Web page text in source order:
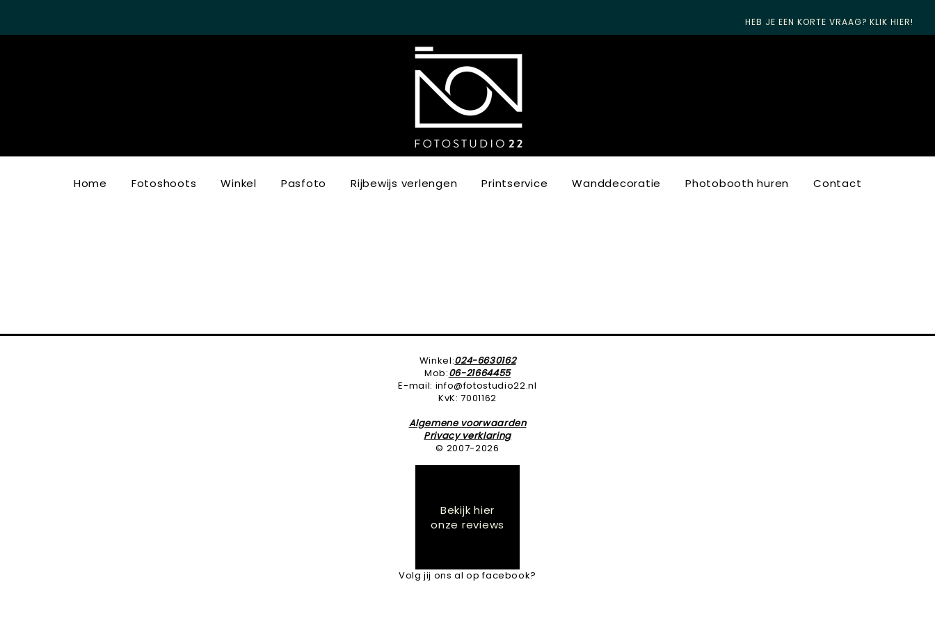
HEB JE EEN KORTE VRAAG? KLIK HIER!
Home Fotoshoots Winkel Pasfoto Rijbewijs verlengen Printservice Wanddecoratie Photobooth huren Contact
Winkel:024-6630162
Mob:06-21664455
E-mail: info@fotostudio22.nl
KvK: 7001162
Algemene voorwaarden
Privacy verklaring
© 2007-2026
Bekijk hier
onze reviews
Volg jij ons al op facebook?